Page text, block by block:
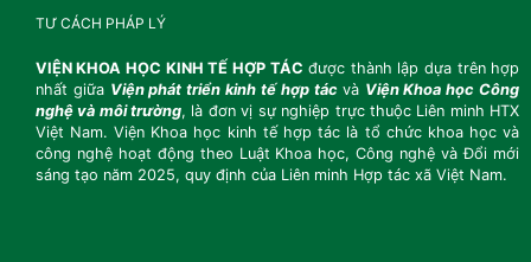
TƯ CÁCH PHÁP LÝ
VIỆN KHOA HỌC KINH TẾ HỢP TÁC được thành lập dựa trên hợp
nhất giữa Việnphát triển kinh tế hợp tác và Viện Khoa học Công
nghệ và môi trường, là đơn vị sự nghiệp trực thuộc Liên minh HTX
Việt Nam. Viện Khoa học kinh tế hợp tác là tổ chức khoa học và
công nghệ hoạt động theo Luật Khoa học, Công nghệ và Đổi mới
sáng tạo năm 2025, quy định của Liên minh Hợp tác xã Việt Nam.